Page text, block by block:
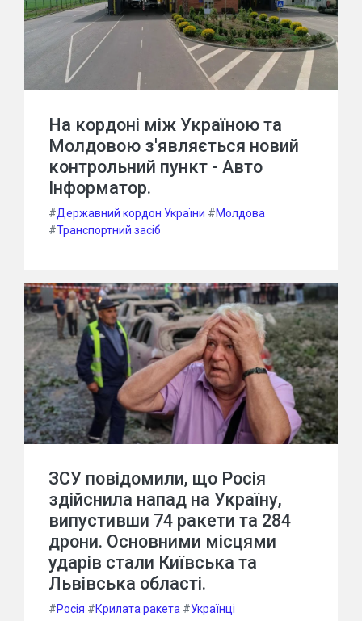
На кордоні між Україною та
Молдовою з'являється новий
контрольний пункт - Авто
Інформатор.
#Державний кордон України #Молдова
#Транспортний засіб
ЗСУ повідомили, що Росія
здійснила напад на Україну,
випустивши 74 ракети та 284
дрони. Основними місцями
ударів стали Київська та
Львівська області.
#Росія #Крилата ракета #Українці